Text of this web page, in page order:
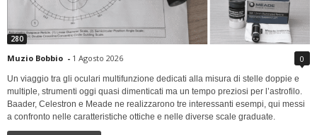
280
Muzio Bobbio - 1 Agosto 2026 0
Un viaggio tra gli oculari multifunzione dedicati alla misura di stelle doppie e
multiple, strumenti oggi quasi dimenticati ma un tempo preziosi per l’astrofilo.
Baader, Celestron e Meade ne realizzarono tre interessanti esempi, qui messi
a confronto nelle caratteristiche ottiche e nelle diverse scale graduate.